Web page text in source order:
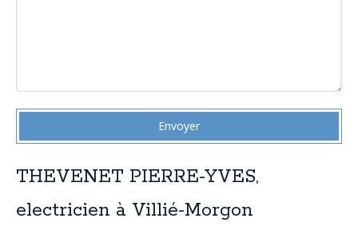
Envoyer
THEVENET PIERRE-YVES,
electricien à Villié-Morgon